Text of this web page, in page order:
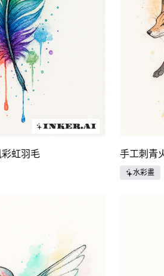
虹羽毛 手工刺青
水彩畫